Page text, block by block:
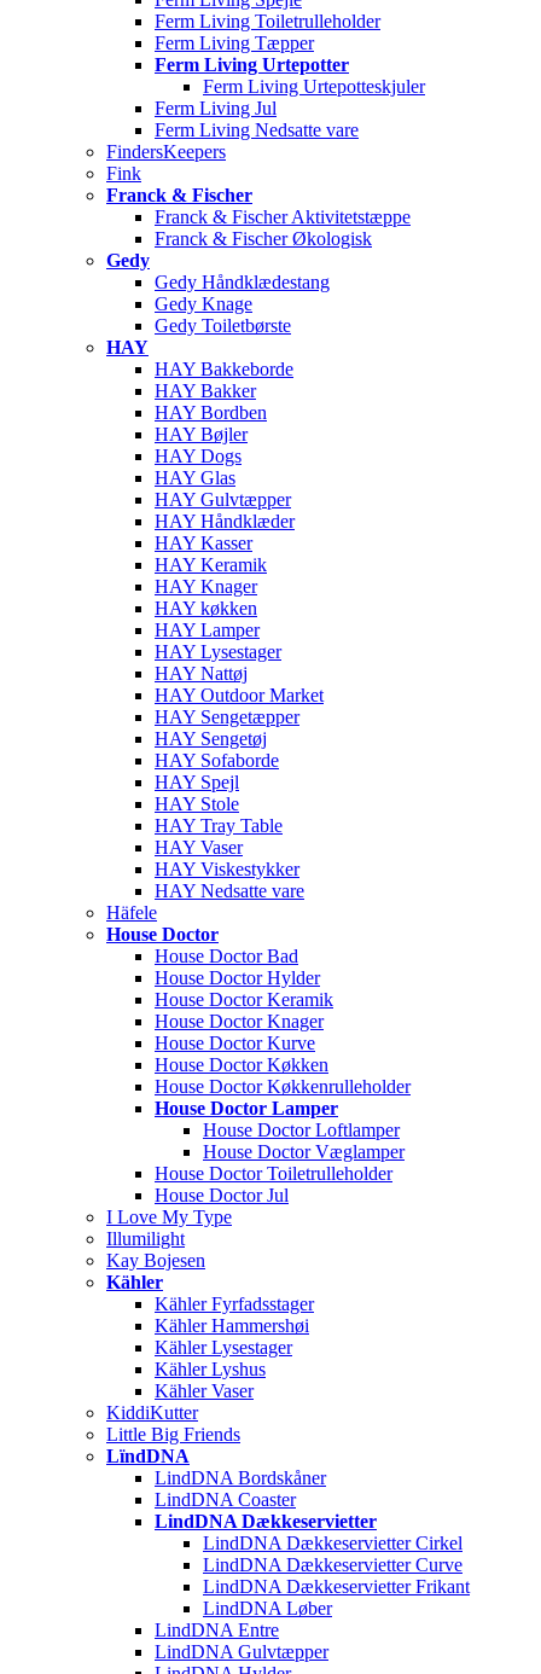
Ferm Living Toiletrulleholder
Ferm Living Tæpper
Ferm Living Urtepotter
Ferm Living Urtepotteskjuler
Ferm Living Jul
Ferm Living Nedsatte vare
FindersKeepers
Fink
Franck & Fischer
Franck & Fischer Aktivitetstæppe
Franck & Fischer Økologisk
Gedy
Gedy Håndklædestang
Gedy Knage
Gedy Toiletbørste
HAY
HAY Bakkeborde
HAY Bakker
HAY Bordben
HAY Bøjler
HAY Dogs
HAY Glas
HAY Gulvtæpper
HAY Håndklæder
HAY Kasser
HAY Keramik
HAY Knager
HAY køkken
HAY Lamper
HAY Lysestager
HAY Nattøj
HAY Outdoor Market
HAY Sengetæpper
HAY Sengetøj
HAY Sofaborde
HAY Spejl
HAY Stole
HAY Tray Table
HAY Vaser
HAY Viskestykker
HAY Nedsatte vare
Häfele
House Doctor
House Doctor Bad
House Doctor Hylder
House Doctor Keramik
House Doctor Knager
House Doctor Kurve
House Doctor Køkken
House Doctor Køkkenrulleholder
House Doctor Lamper
House Doctor Loftlamper
House Doctor Væglamper
House Doctor Toiletrulleholder
House Doctor Jul
I Love My Type
Illumilight
Kay Bojesen
Kähler
Kähler Fyrfadsstager
Kähler Hammershøi
Kähler Lysestager
Kähler Lyshus
Kähler Vaser
KiddiKutter
Little Big Friends
LïndDNA
LindDNA Bordskåner
LindDNA Coaster
LindDNA Dækkeservietter
LindDNA Dækkeservietter Cirkel
LindDNA Dækkeservietter Curve
LindDNA Dækkeservietter Frikant
LindDNA Løber
LindDNA Entre
LindDNA Gulvtæpper